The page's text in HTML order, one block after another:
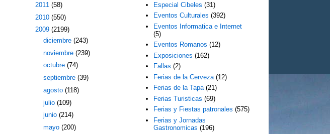
2011 (58)
2010 (550)
2009 (2199)
diciembre (243)
noviembre (239)
octubre (74)
septiembre (39)
agosto (118)
julio (109)
junio (214)
mayo (200)
Especial Cibeles (31)
Eventos Culturales (392)
Eventos Informatica e Internet
(5)
Eventos Romanos (12)
Exposiciones (162)
Fallas (2)
Ferias de la Cerveza (12)
Ferias de la Tapa (21)
Ferias Turisticas (69)
Ferias y Fiestas patronales (575)
Ferias y Jornadas
Gastronomicas (196)